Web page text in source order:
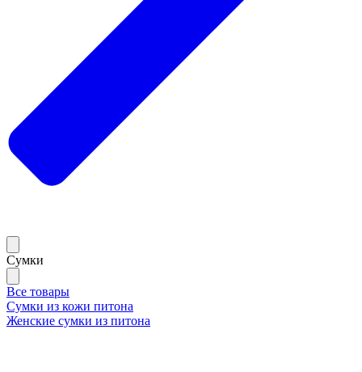
Сумки
Все товары
Сумки из кожи питона
Женские сумки из питона